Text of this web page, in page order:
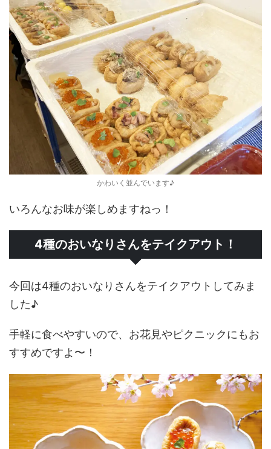
かわいく並んでいます♪
いろんなお味が楽しめますねっ！
4種のおいなりさんをテイクアウト！
今回は4種のおいなりさんをテイクアウトしてみま
した♪
手軽に食べやすいので、お花見やピクニックにもお
すすめですよ〜！